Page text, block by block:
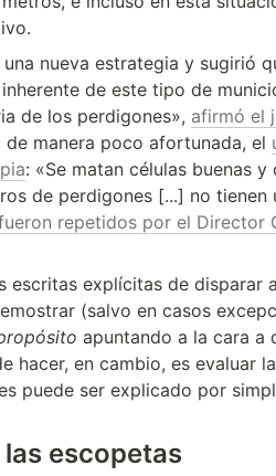
nueva estrategia y sugirió
de este tipo de
de los perdigones», afirmó el
manera poco afortunada, el
: «Se matan células buenas y
de perdigones [...] no tienen
repetidos por el Director
escritas explícitas de disparar
(salvo en casos
apuntando a la cara a
hacer, en cambio, es evaluar
puede ser explicado por
escopetas